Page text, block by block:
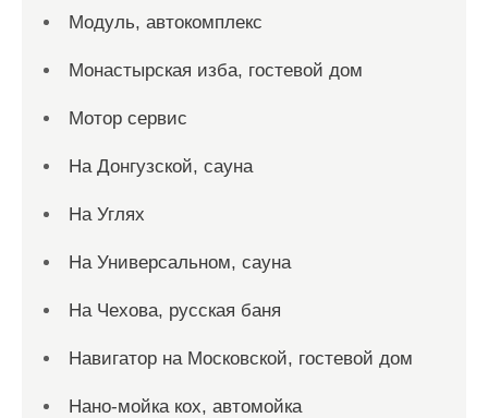
Модуль, автокомплекс
Монастырская изба, гостевой дом
Мотор сервис
На Донгузской, сауна
На Углях
На Универсальном, сауна
На Чехова, русская баня
Навигатор на Московской, гостевой дом
Нано-мойка кох, автомойка